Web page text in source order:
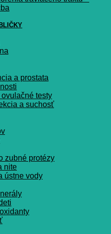
a prostata
testy
a suchosť
zubné protézy
nite
ústne vody